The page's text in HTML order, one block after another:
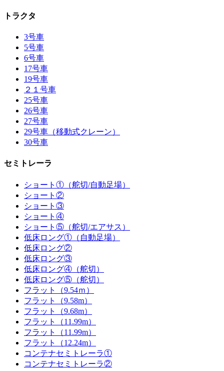
トラクタ
3号車
5号車
6号車
17号車
19号車
２１号車
25号車
26号車
27号車
29号車（移動式クレーン）
30号車
セミトレーラ
ショート①（舵切/自動足場）
ショート②
ショート③
ショート④
ショート⑤（舵切/エアサス）
低床ロング①（自動足場）
低床ロング②
低床ロング③
低床ロング④（舵切）
低床ロング⑤（舵切）
フラット（9.54ｍ）
フラット（9.58m）
フラット（9.68m）
フラット（11.99m）
フラット（11.99m）
フラット（12.24m）
コンテナセミトレーラ①
コンテナセミトレーラ②